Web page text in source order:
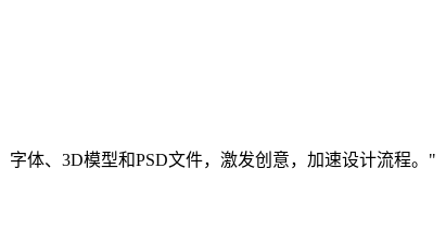
体、3D模型和PSD文件，激发创意，加速设计流程。"